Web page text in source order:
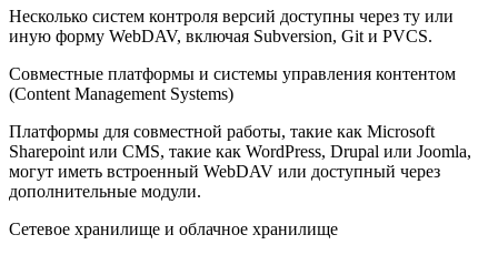
Несколько систем контроля версий доступны через ту или
иную форму WebDAV, включая Subversion, Git и PVCS.
Совместные платформы и системы управления контентом
(Content Management Systems)
Платформы для совместной работы, такие как Microsoft
Sharepoint или CMS, такие как WordPress, Drupal или Joomla,
могут иметь встроенный WebDAV или доступный через
дополнительные модули.
Сетевое хранилище и облачное хранилище